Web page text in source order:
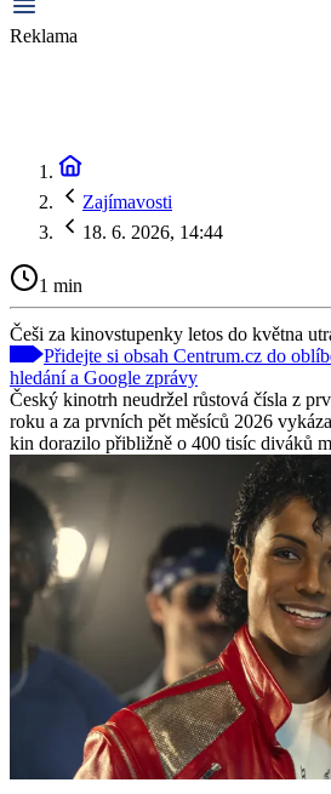
Reklama
Zajímavosti
18. 6. 2026, 14:44
1 min
Češi za kinovstupenky letos do května
Přidejte si obsah Centrum.cz do
hledání a Google zprávy
Český kinotrh neudržel růstová čísla z
roku a za prvních pět měsíců 2026
kin dorazilo přibližně o 400 tisíc diváků